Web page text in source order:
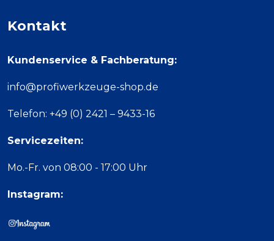
Kontakt
Kundenservice & Fachberatung:
info@profiwerkzeuge-shop.de
Telefon: +49 (0) 2421 – 9433-16
Servicezeiten:
Mo.-Fr. von 08:00 - 17:00 Uhr
Instagram: